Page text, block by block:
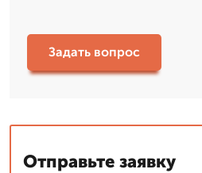
Задать вопрос
Отправьте заявку